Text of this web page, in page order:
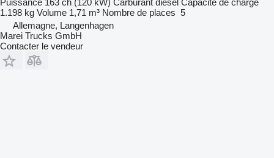
1.198 kg Volume 1,71 m³ Nombre de places 5
Allemagne, Langenhagen
Marei Trucks GmbH
Contacter le vendeur